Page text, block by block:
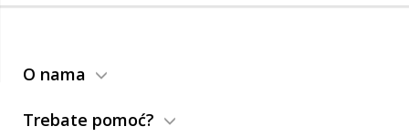
O nama
Trebate pomoć?